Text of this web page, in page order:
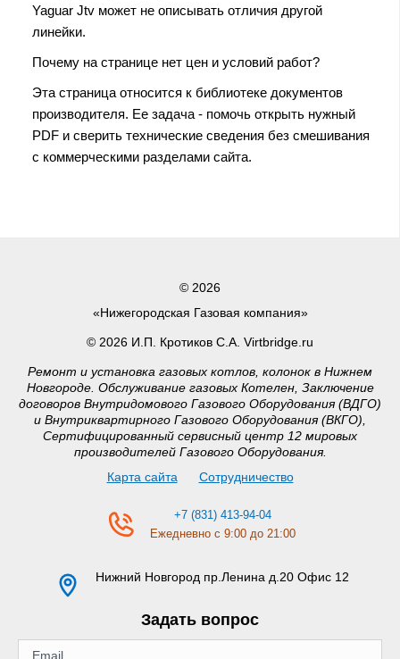
Yaguar Jtv может не описывать отличия другой
линейки.
Почему на странице нет цен и условий работ?
Эта страница относится к библиотеке документов
производителя. Ее задача - помочь открыть нужный
PDF и сверить технические сведения без смешивания
с коммерческими разделами сайта.
© 2026
«Нижегородская Газовая компания»
© 2026 И.П. Кротиков С.А. Virtbridge.ru
Ремонт и установка газовых котлов, колонок в Нижнем
Новгороде. Обслуживание газовых Котелен, Заключение
договоров Внутридомового Газового Оборудования (ВДГО)
и Внутриквартирного Газового Оборудования (ВКГО),
Сертифицированный сервисный центр 12 мировых
производителей Газового Оборудования.
Карта сайта
Сотрудничество
+7 (831) 413-94-04
Ежедневно с 9:00 до 21:00
Нижний Новгород пр.Ленина д.20 Офис 12
Задать вопрос